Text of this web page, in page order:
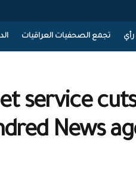
تجمع الصحفيات العراقيات
service
News